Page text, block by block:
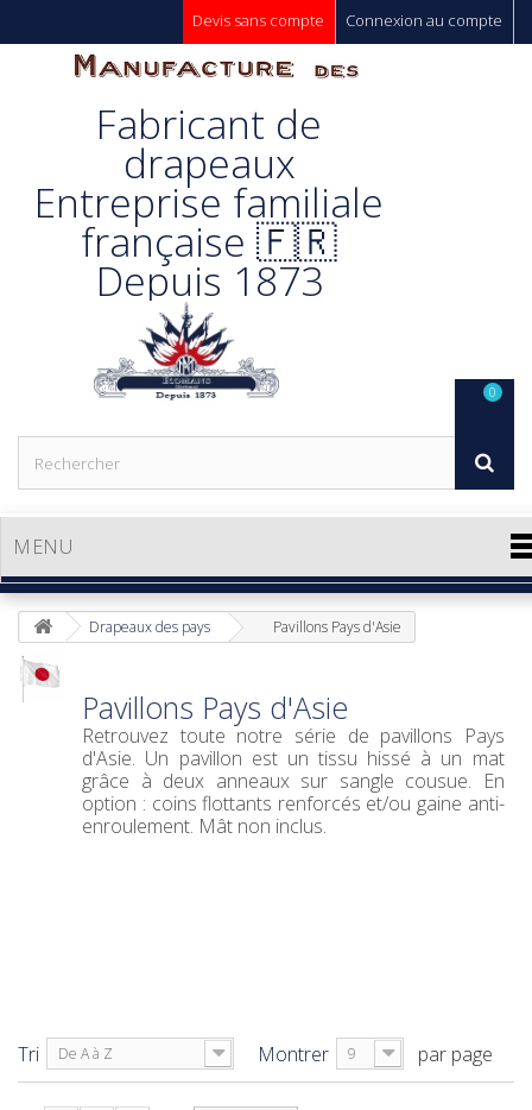
Connexion au compte
Devis sans compte
Manufacture
Des
Drapeaux
Unic s.a.
Fabricant de
drapeaux
Entreprise familiale
française 🇫🇷
Depuis 1873
MENU
0
Drapeaux des pays Pavillons Pays d'Asie
Pavillons Pays d'Asie
Retrouvez toute notre série de pavillons Pays
d'Asie. Un pavillon est un tissu hissé à un mat
grâce à deux anneaux sur sangle cousue. En
option : coins flottants renforcés et/ou gaine anti-
enroulement. Mât non inclus.
Tri De A à Z Montrer 9 par page